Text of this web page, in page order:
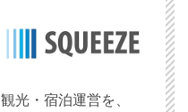
観光・宿泊運営を、